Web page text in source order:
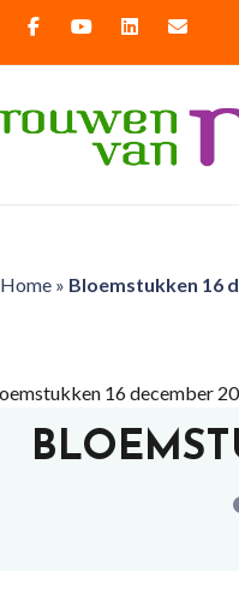
Home» Bloemstukken 16